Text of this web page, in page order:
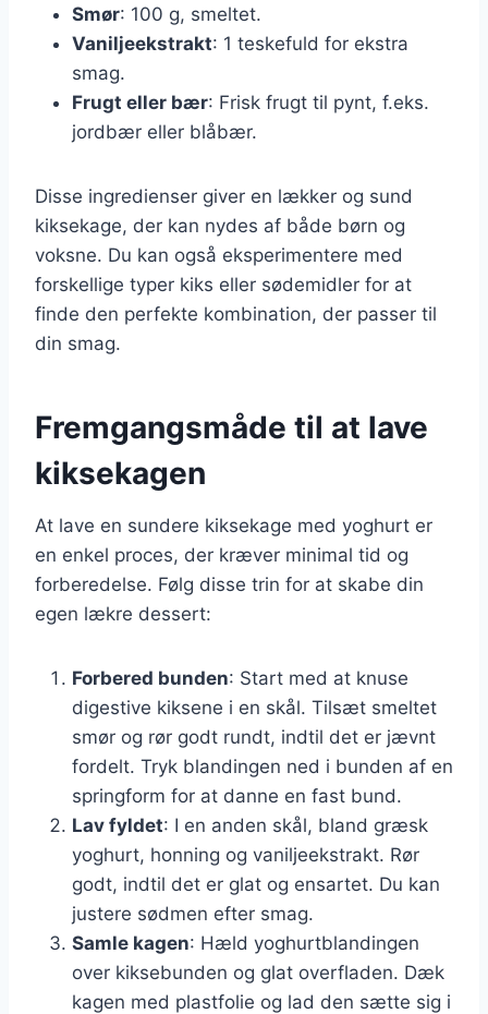
Smør: 100 g, smeltet.
Vaniljeekstrakt: 1 teskefuld for ekstra
smag.
Frugt eller bær: Frisk frugt til pynt, f.eks.
jordbær eller blåbær.
Disse ingredienser giver en lækker og sund
kiksekage, der kan nydes af både børn og
voksne. Du kan også eksperimentere med
forskellige typer kiks eller sødemidler for at
finde den perfekte kombination, der passer til
din smag.
Fremgangsmåde til at lave
kiksekagen
At lave en sundere kiksekage med yoghurt er
en enkel proces, der kræver minimal tid og
forberedelse. Følg disse trin for at skabe din
egen lækre dessert:
Forbered bunden: Start med at knuse
digestive kiksene i en skål. Tilsæt smeltet
smør og rør godt rundt, indtil det er jævnt
fordelt. Tryk blandingen ned i bunden af en
springform for at danne en fast bund.
Lav fyldet: I en anden skål, bland græsk
yoghurt, honning og vaniljeekstrakt. Rør
godt, indtil det er glat og ensartet. Du kan
justere sødmen efter smag.
Samle kagen: Hæld yoghurtblandingen
over kiksebunden og glat overfladen. Dæk
kagen med plastfolie og lad den sætte sig i